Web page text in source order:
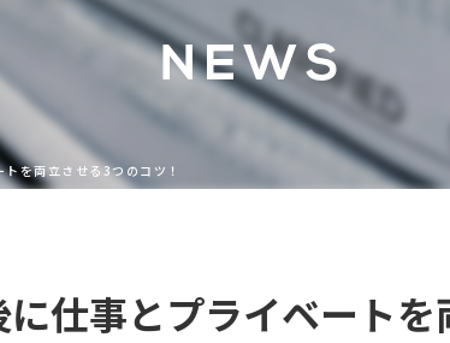
NEWS
を両立させる3つのコツ！
仕事とプライベート